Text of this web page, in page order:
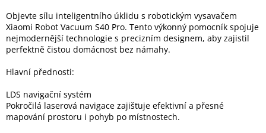
%
Black
Friday
Akční
zboží
Objevte sílu inteligentního úklidu s robotickým vysavačem
Xiaomi Robot Vacuum S40 Pro. Tento výkonný pomocník spojuje
nejmodernější technologie s precizním designem, aby zajistil
perfektně čistou domácnost bez námahy.
Hlavní přednosti:
LDS navigační systém
Pokročilá laserová navigace zajišťuje efektivní a přesné
mapování prostoru i pohyb po místnostech.